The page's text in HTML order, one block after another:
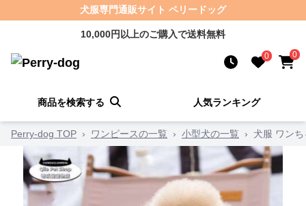
犬服専門通販サイト ペリードッグ
10,000円以上のご購入で送料無料
0 0
商品を検索する 人気ランキング
Perry-dog TOP › ワンピースの一覧 › 小型犬の一覧 › 犬服 ワン